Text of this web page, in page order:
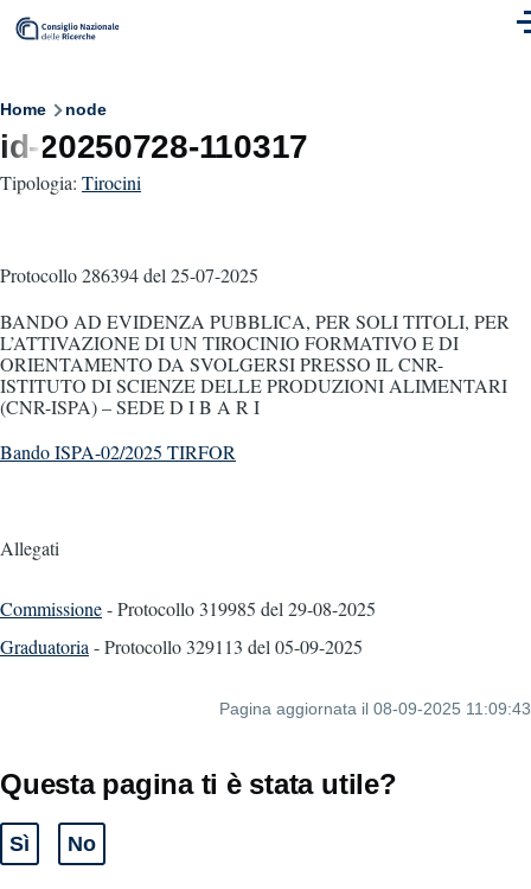
Skip to main content
Breadcrumb
Home node
id-20250728-110317
Tipologia: Tirocini
Protocollo 286394del 25-07-2025
BANDO AD EVIDENZA PUBBLICA, PER SOLI TITOLI, PER
L’ATTIVAZIONE DI UN TIROCINIO FORMATIVO E DI
ORIENTAMENTO DA SVOLGERSI PRESSO IL CNR-
ISTITUTO DI SCIENZE DELLE PRODUZIONI ALIMENTARI
(CNR-ISPA) – SEDE D I B A R I
Bando ISPA-02/2025 TIRFOR
Allegati
Commissione- Protocollo 319985 del 29-08-2025
Graduatoria - Protocollo 329113 del 05-09-2025
Pagina aggiornata il 08-09-2025 11:09:43
Questa pagina ti è stata utile?
Sì